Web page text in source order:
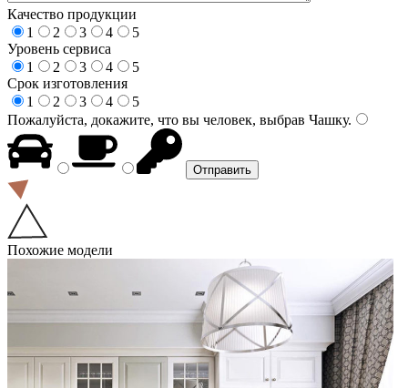
Качество продукции
1
2 3 4
5
Уровень сервиса
1
2 3 4
5
Срок изготовления
1
2 3 4
5
Пожалуйста, докажите, что вы человек, выбрав Чашку.
Похожие модели